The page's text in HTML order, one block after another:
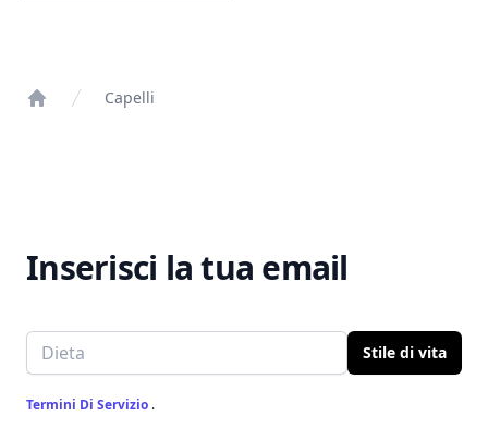
Capelli
Inserisci la tua email
Email address Stile di vita
Termini Di Servizio .